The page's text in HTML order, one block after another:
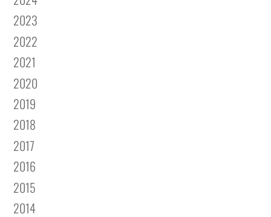
2023
2022
2021
2020
2019
2018
2017
2016
2015
2014